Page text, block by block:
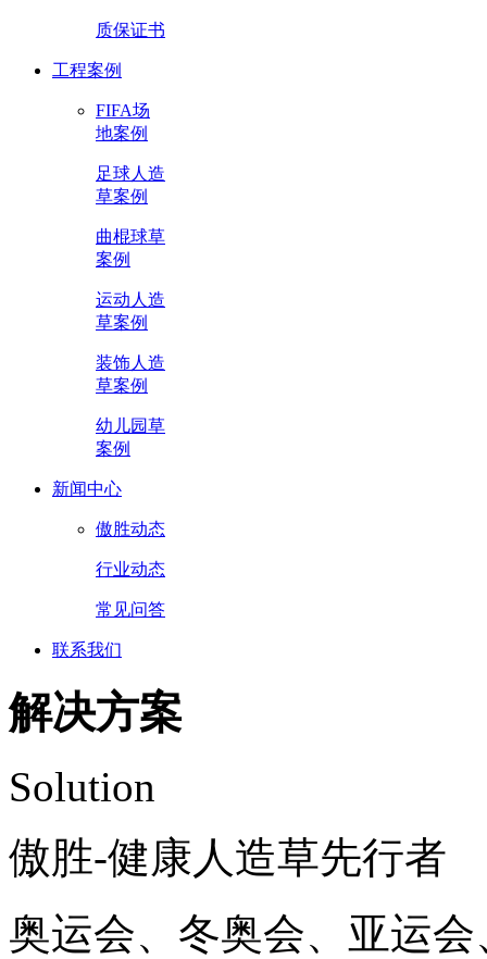
质保证书
工程案例
FIFA场
地案例
足球人造
草案例
曲棍球草
案例
运动人造
草案例
装饰人造
草案例
幼儿园草
案例
新闻中心
傲胜动态
行业动态
常见问答
联系我们
解决方案
Solution
傲胜-健康人造草先行者
奥运会、冬奥会、亚运